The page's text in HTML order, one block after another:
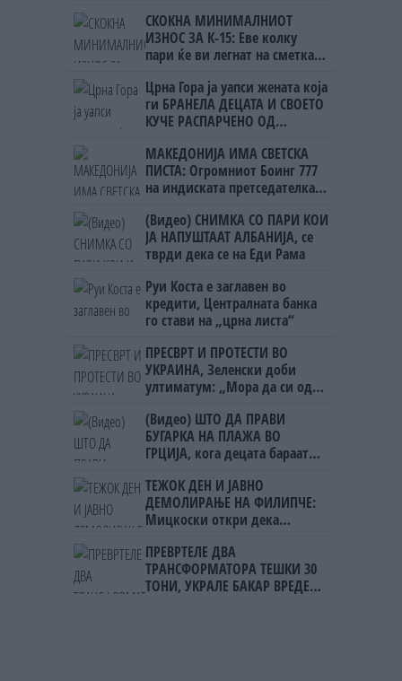
СКОКНА МИНИМАЛНИОТ
ИЗНОС ЗА К-15: Еве колку
пари ќе ви легнат на сметка
Црна Гора ја уапси жената која
ги БРАНЕЛА ДЕЦАТА И СВОЕТО
КУЧЕ РАСПАРЧЕНО ОД
МАКЕДОНИЈА ИМА СВЕТСКА
ПИСТА: Огромниот Боинг 777
на индиската претседателка
Скопје
(Видео) СНИМКА СО ПАРИ КОИ
ЈА НАПУШТААТ АЛБАНИЈА, се
тврди дека се на Еди Рама
Руи Коста е заглавен во
кредити, Централната банка
го стави на „црна листа“
ПРЕСВРТ И ПРОТЕСТИ ВО
УКРАИНА, Зеленски доби
ултиматум: „Мора да си оди,
(Видео) ШТО ДА ПРАВИ
БУГАРКА НА ПЛАЖА ВО
ГРЦИЈА, кога децата бараат
ТЕЖОК ДЕН И ЈАВНО
ДЕМОЛИРАЊЕ НА ФИЛИПЧЕ:
Мицкоски откри дека
ништо, освен за кеш
ПРЕВРТЕЛЕ ДВА
ТРАНСФОРМАТОРА ТЕШКИ 30
ТОНИ, УКРАЛЕ БАКАР ВРЕДЕН 5